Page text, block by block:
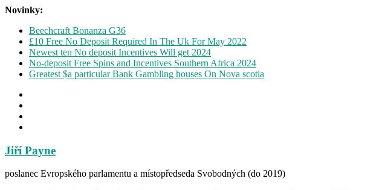
Novinky:
Beechcraft Bonanza G36
£10 Free No Deposit Required In The Uk For May 2022
Newest ten No deposit Incentives Will get 2024
No-deposit Free Spins and Incentives Southern Africa 2024
Greatest $a particular Bank Gambling houses On Nova scotia
Jiří Payne
poslanec Evropského parlamentu a místopředseda Svobodných (do 2019)